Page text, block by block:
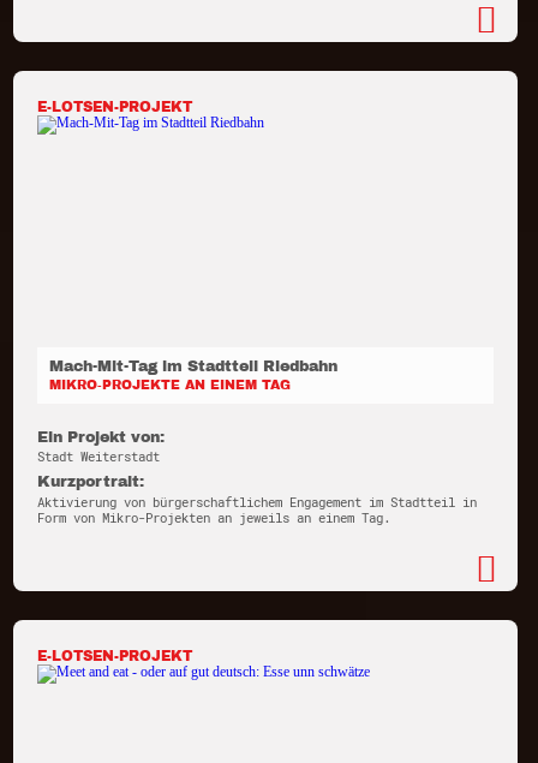
E-LOTSEN-PROJEKT
Mach-Mit-Tag im Stadtteil Riedbahn
MIKRO-PROJEKTE AN EINEM TAG
Ein Projekt von:
Stadt Weiterstadt
Kurzportrait:
Aktivierung von bürgerschaftlichem Engagement im Stadtteil in
Form von Mikro-Projekten an jeweils an einem Tag.
E-LOTSEN-PROJEKT